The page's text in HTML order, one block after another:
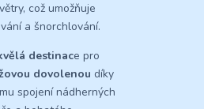
což umožňuje
a šnorchlování.
destinace pro
dovolenou díky
spojení nádherných